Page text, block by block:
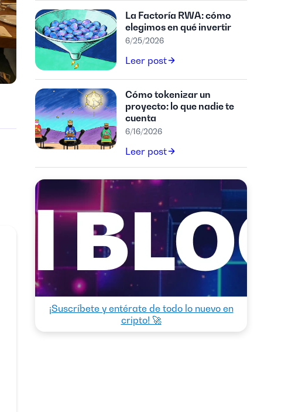
La Factoría RWA: cómo
elegimos en qué invertir
6/25/2026
Leer post
Cómo tokenizar un
proyecto: lo que nadie te
cuenta
6/16/2026
Leer post
¡Suscríbete y entérate de todo lo nuevo en
cripto! 🚀